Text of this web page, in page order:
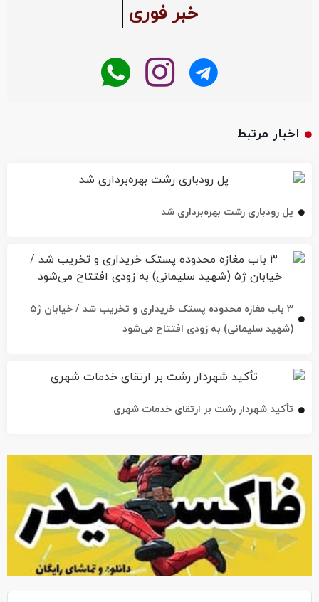
خبر فوری
اخبار مرتبط
پل رودباری رشت بهره‌برداری شد
۳ باب مغازه محدوده پستک خریداری و تخریب شد / خیابان ژ۵
(شهید سلیمانی) به زودی افتتاح می‌شود
تأکید شهردار رشت بر ارتقای خدمات شهری